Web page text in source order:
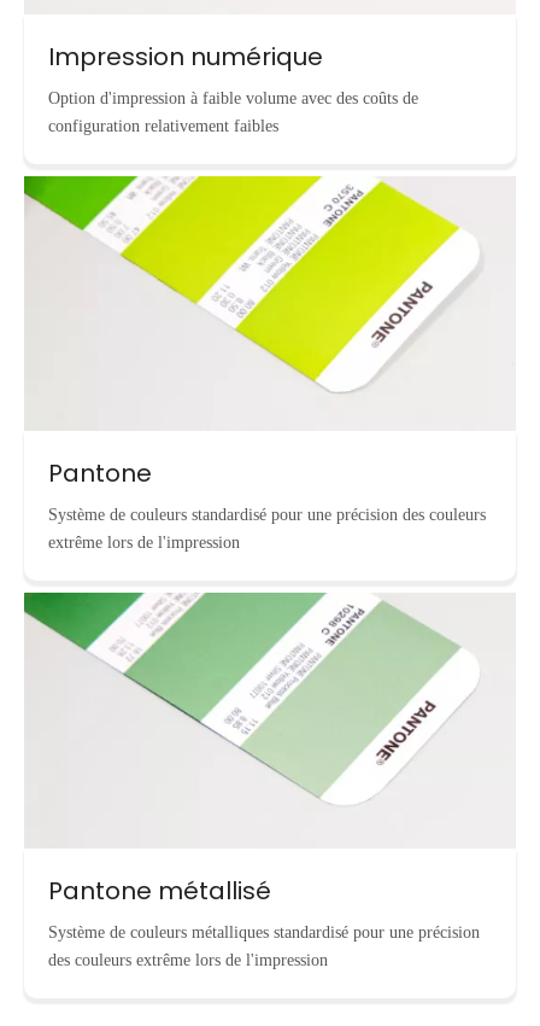
Impression numérique
Option d'impression à faible volume avec des coûts de
configuration relativement faibles
Pantone
Système de couleurs standardisé pour une précision des couleurs
extrême lors de l'impression
Pantone métallisé
Système de couleurs métalliques standardisé pour une précision
des couleurs extrême lors de l'impression